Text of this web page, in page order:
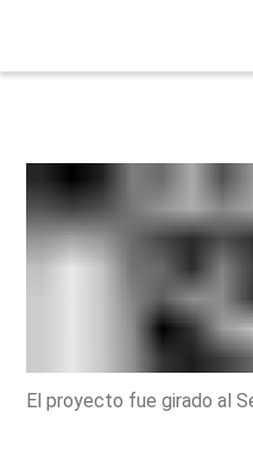
El proyecto fue girado al